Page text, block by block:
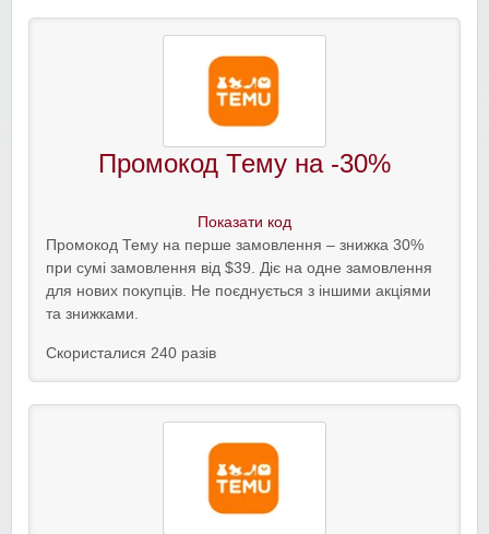
Промокод Тему на -30%
Показати код
Промокод Тему на перше замовлення – знижка 30%
при сумі замовлення від $39. Діє на одне замовлення
для нових покупців. Не поєднується з іншими акціями
та знижками.
Скористалися 240 разів